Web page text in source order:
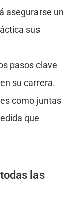
asegurarse un
sus
pasos clave
su carrera.
como juntas
que
las